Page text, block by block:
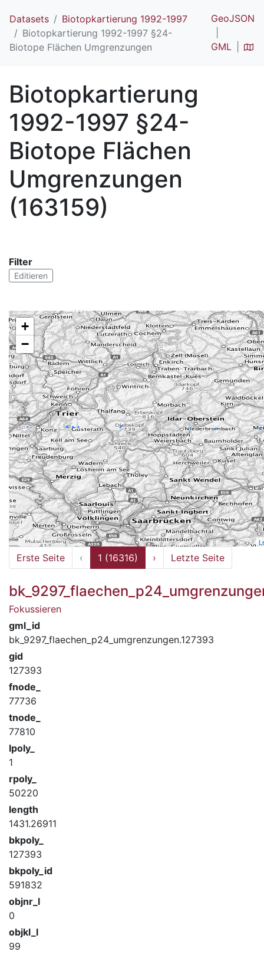
Datasets
Biotopkartierung 1992-1997
Biotopkartierung 1992-1997 §24-
Biotope Flächen Umgrenzungen
GeoJSON
GML
Biotopkartierung
1992-1997 §24-
Biotope Flächen
Umgrenzungen
(163159)
Filter
Editieren
+
−
Erste Seite ‹ 1 (16316) › Letzte Seite
Fokussieren
gml_id
bk_9297_flaechen_p24_umgrenzungen.127393
gid
127393
fnode_
77736
tnode_
77810
lpoly_
1
rpoly_
50220
length
1431.26911
bkpoly_
127393
bkpoly_id
591832
objnr_l
0
objkl_l
99